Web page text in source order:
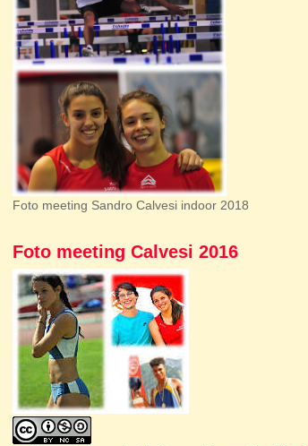
Foto meeting Sandro Calvesi indoor 2018
Foto meeting Calvesi 2016